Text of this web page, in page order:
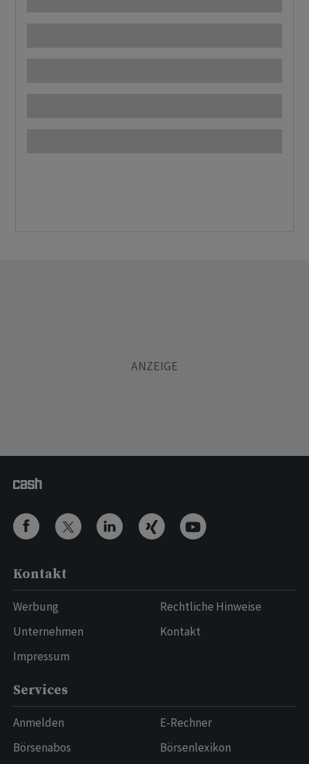
Kontakt
Werbung
Unternehmen
Impressum
Rechtliche Hinweise
Kontakt
Services
Anmelden
Börsenabos
E-Rechner
Börsenlexikon